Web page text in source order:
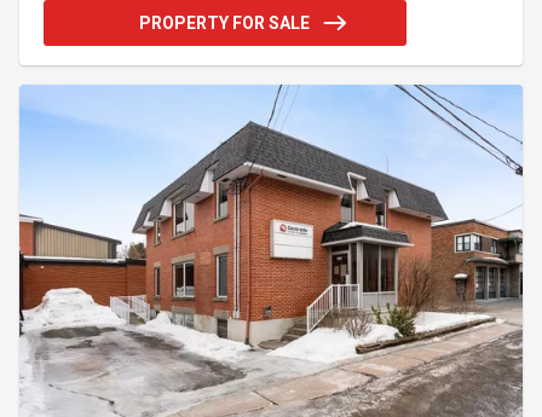
bénéficiant d'un zonage permettant plusieurs
usages commerciaux et industriels. Localisation
ensemble seulement Addendum:Opportunité unique
sur la Route 139 à Drummondville!
PROPERTY FOR SALE